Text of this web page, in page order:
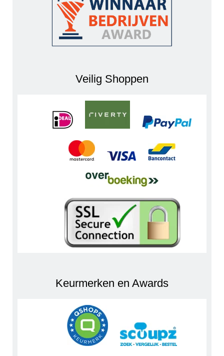
Veilig Shoppen
Keurmerken en Awards